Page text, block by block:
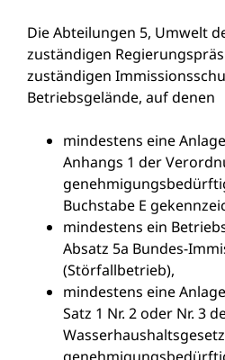
Die Abteilungen 5, Umwelt
zuständigen
zuständigen
Betriebsgelände, auf denen
mindestens eine
Anhangs 1 der
Buchstabe E
mindestens ein
Absatz 5a Bundes-
(Störfallbetrieb),
mindestens eine
Satz 1 Nr. 2 oder Nr. 3